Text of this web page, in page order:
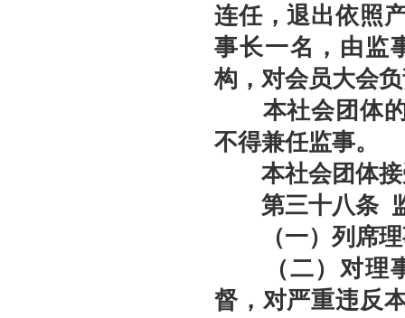
连任，退出依照
事长一名，由监
构，对会员大会
本社会团体的
不得兼任监事。
本社会团体接
第三十八条
（一）列席理
（二）对理事
督，对严重违反